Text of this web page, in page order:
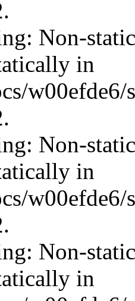
Non-
in
w00efde6/
Non-
in
w00efde6/
Non-
in